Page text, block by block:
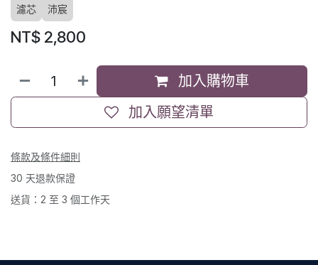
濾芯 沛宸
NT$ 2,800
加入購物車
加入願望清單
條款及條件細則
30 天退款保證
送貨：2 至 3 個工作天